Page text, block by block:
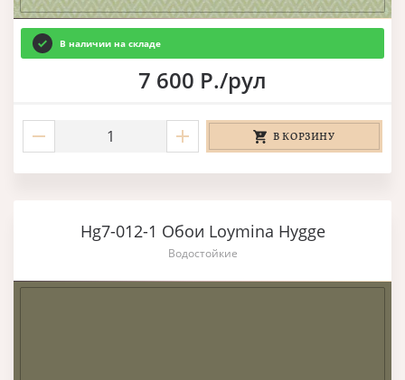
В наличии на складе
7 600 Р./рул
В КОРЗИНУ
Hg7-012-1 Обои Loymina Hygge
Водостойкие